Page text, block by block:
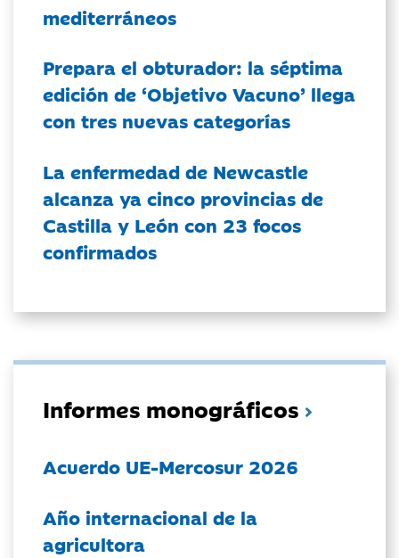
mediterráneos
Prepara el obturador: la séptima
edición de ‘Objetivo Vacuno’ llega
con tres nuevas categorías
La enfermedad de Newcastle
alcanza ya cinco provincias de
Castilla y León con 23 focos
confirmados
Informes monográficos
Acuerdo UE-Mercosur 2026
Año internacional de la
agricultora